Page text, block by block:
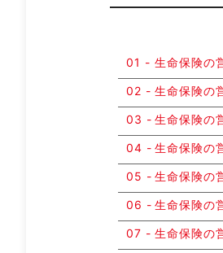
生命保険の
生命保険の
生命保険の
生命保険の
生命保険の
生命保険の
生命保険の